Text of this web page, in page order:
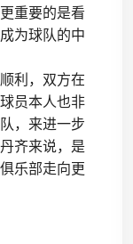
重要的是看
为球队的中
利，双方在
员本人也非
，来进一步
齐来说，是
乐部走向更